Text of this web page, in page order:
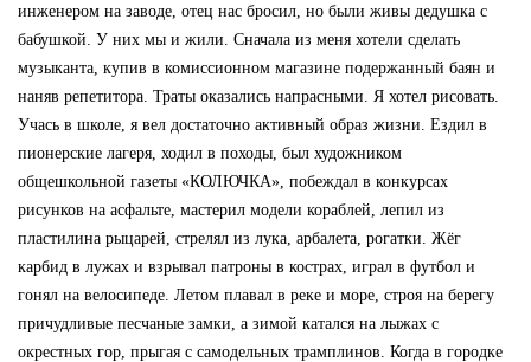
инженером на заводе, отец нас бросил, но были живы дедушка с
бабушкой. У них мы и жили. Сначала из меня хотели сделать
музыканта, купив в комиссионном магазине подержанный баян и
наняв репетитора. Траты оказались напрасными. Я хотел рисовать.
Учась в школе, я вел достаточно активный образ жизни. Ездил в
пионерские лагеря, ходил в походы, был художником
общешкольной газеты «КОЛЮЧКА», побеждал в конкурсах
рисунков на асфальте, мастерил модели кораблей, лепил из
пластилина рыцарей, стрелял из лука, арбалета, рогатки. Жёг
карбид в лужах и взрывал патроны в кострах, играл в футбол и
гонял на велосипеде. Летом плавал в реке и море, строя на берегу
причудливые песчаные замки, а зимой катался на лыжах с
окрестных гор, прыгая с самодельных трамплинов. Когда в городке